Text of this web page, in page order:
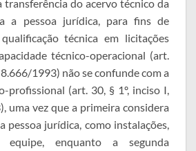
transferência do acervo técnico da
a pessoa jurídica, para fins de
técnica em licitações
técnico-operacional (art.
1993) não se confunde com a
profissional (art. 30, § 1º, inciso I,
uma vez que a primeira considera
pessoa jurídica, como instalações,
equipe, enquanto a segunda